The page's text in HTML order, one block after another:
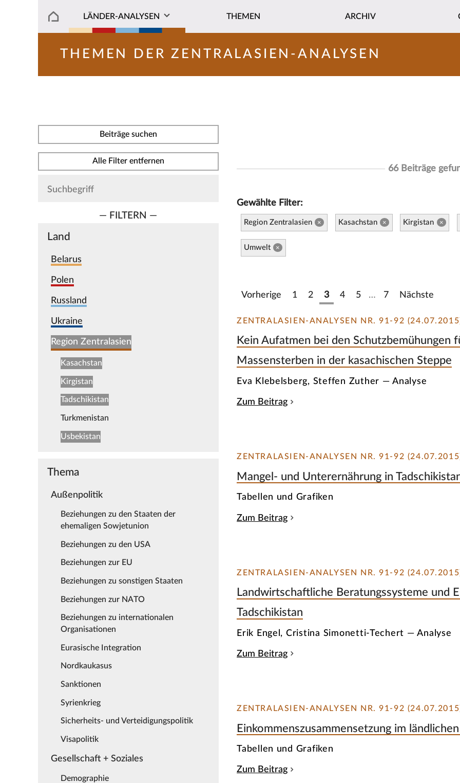
LÄNDER-ANALYSEN THEMEN ARCHIV
THEMEN DER ZENTRALASIEN-ANALYSEN
Beiträge suchen
Alle Filter entfernen
— FILTERN —
Land
Belarus
Polen
Russland
Ukraine
Region Zentralasien
Kasachstan
Kirgistan
Tadschikistan
Turkmenistan
Usbekistan
Thema
Außenpolitik
Beziehungen zu den Staaten der
ehemaligen Sowjetunion
Beziehungen zu den USA
Beziehungen zur EU
Beziehungen zu sonstigen Staaten
Beziehungen zur NATO
Beziehungen zu internationalen
Organisationen
Eurasische Integration
Nordkaukasus
Sanktionen
Syrienkrieg
Sicherheits- und Verteidigungspolitik
Visapolitik
Gesellschaft + Soziales
Demographie
66 Beiträge
Gewählte Filter:
Region Zentralasien × Kasachstan × Kirgistan ×
Umwelt ×
Vorherige 1 2 3 4 5 … 7 Nächste
ZENTRALASIEN-ANALYSEN NR. 91-92
Kein Aufatmen bei den Schutzbemühungen
Massensterben in der kasachischen Steppe
Eva Klebelsberg, Steffen Zuther — Analyse
Zum Beitrag
ZENTRALASIEN-ANALYSEN NR. 91-92
Mangel- und Unterernährung in
Tabellen und Grafiken
Zum Beitrag
ZENTRALASIEN-ANALYSEN NR. 91-92
Landwirtschaftliche Beratungssysteme und
Tadschikistan
Erik Engel, Cristina Simonetti-Techert — Analyse
Zum Beitrag
ZENTRALASIEN-ANALYSEN NR. 91-92
Einkommenszusammensetzung im
Tabellen und Grafiken
Zum Beitrag